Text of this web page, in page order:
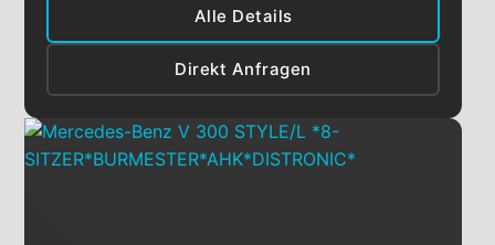
Alle Details
Direkt Anfragen